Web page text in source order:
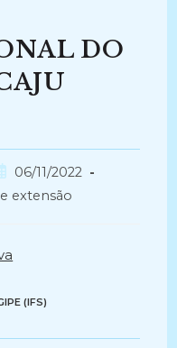
DO
06/11/2022
extensão
(IFS)